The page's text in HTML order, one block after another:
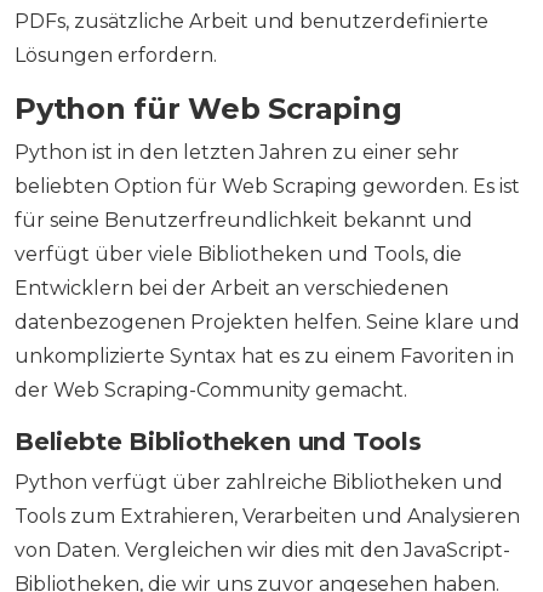
PDFs, zusätzliche Arbeit und benutzerdefinierte
Lösungen erfordern.
Python für Web Scraping
Python ist in den letzten Jahren zu einer sehr
beliebten Option für Web Scraping geworden. Es ist
für seine Benutzerfreundlichkeit bekannt und
verfügt über viele Bibliotheken und Tools, die
Entwicklern bei der Arbeit an verschiedenen
datenbezogenen Projekten helfen. Seine klare und
unkomplizierte Syntax hat es zu einem Favoriten in
der Web Scraping-Community gemacht.
Beliebte Bibliotheken und Tools
Python verfügt über zahlreiche Bibliotheken und
Tools zum Extrahieren, Verarbeiten und Analysieren
von Daten. Vergleichen wir dies mit den JavaScript-
Bibliotheken, die wir uns zuvor angesehen haben.